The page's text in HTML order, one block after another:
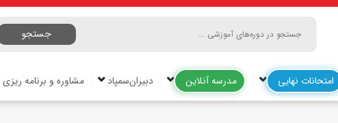
جستجو
امتحانات نهایی مدرسه آنلاین دبیران‌سمپاد مشاوره و برنامه ریزی